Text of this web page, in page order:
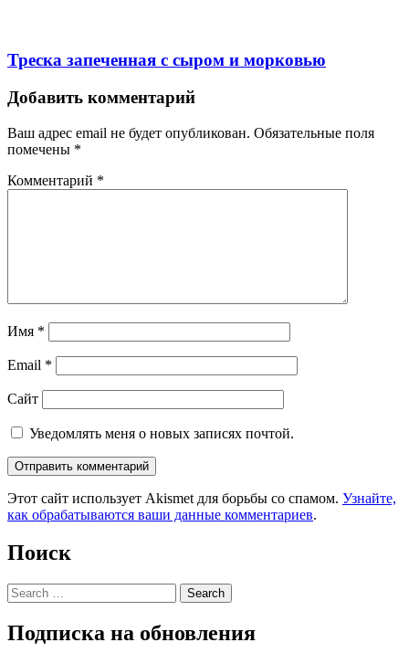
Треска запеченная с сыром и морковью
Навигация
Добавить комментарий
Ваш адрес email не будет опубликован. Обязательные поля
помечены *
Комментарий *
Имя *
Email *
Сайт
Уведомлять меня о новых записях почтой.
Этот сайт использует Akismet для борьбы со спамом. Узнайте,
как обрабатываются ваши данные комментариев.
Поиск
Search
Подписка на обновления